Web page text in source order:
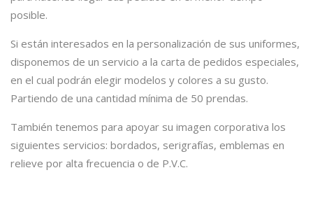
posible.
Si están interesados en la personalización de sus uniformes,
disponemos de un servicio a la carta de pedidos especiales,
en el cual podrán elegir modelos y colores a su gusto.
Partiendo de una cantidad mínima de 50 prendas.
También tenemos para apoyar su imagen corporativa los
siguientes servicios: bordados, serigrafías, emblemas en
relieve por alta frecuencia o de P.V.C.